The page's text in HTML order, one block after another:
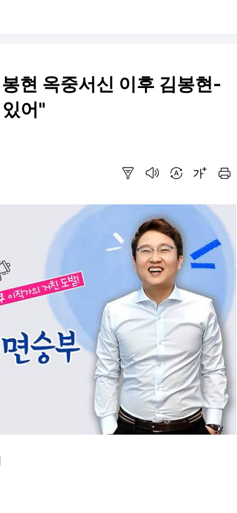
현 옥중서신 이후 김봉현-
어"